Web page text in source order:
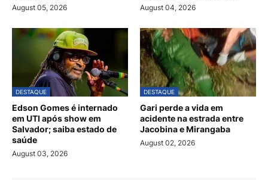
August 05, 2026 August 04, 2026
DESTAQUE
Edson Gomes é internado
em UTI após show em
Salvador; saiba estado de
saúde
August 03, 2026
DESTAQUE
Gari perde a vida em
acidente na estrada entre
Jacobina e Mirangaba
August 02, 2026